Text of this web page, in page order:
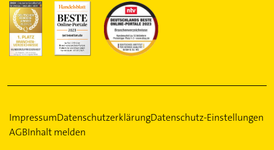
ImpressumDatenschutzerklärungDatenschutz-Einstellungen
AGBInhalt melden